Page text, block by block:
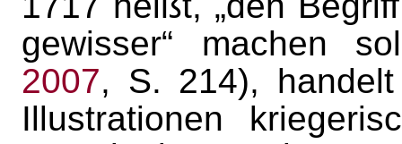
gewisser“ machen
2007, S. 214),
Illustrationen